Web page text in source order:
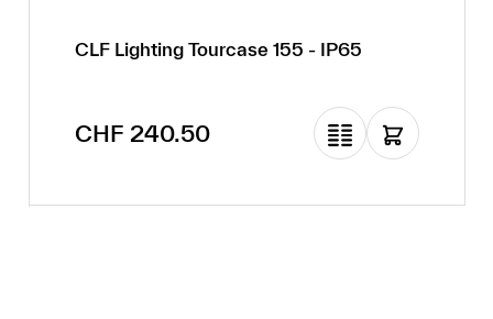
CLF Lighting Tourcase 155 - IP65
Regulärer Preis:
CHF 240.50